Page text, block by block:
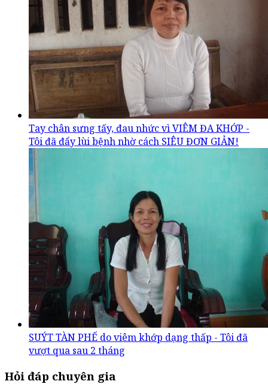
Tay chân sưng tấy, đau nhức vì VIÊM ĐA KHỚP -
Tôi đã đẩy lùi bệnh nhờ cách SIÊU ĐƠN GIẢN!
SUÝT TÀN PHẾ do viêm khớp dạng thấp - Tôi đã
vượt qua sau 2 tháng
Hỏi đáp chuyên gia